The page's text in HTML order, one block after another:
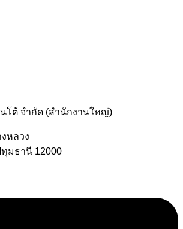
โต้ จำกัด (สำนักงานใหญ่)
หลวง
มธานี 12000